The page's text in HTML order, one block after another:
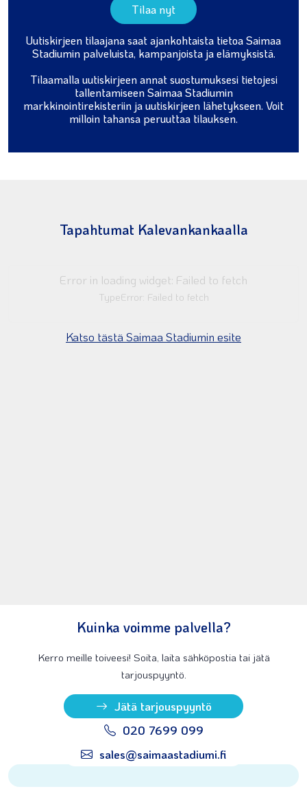
Tilaa nyt
Uutiskirjeen tilaajana saat ajankohtaista tietoa Saimaa
Stadiumin palveluista, kampanjoista ja elämyksistä.
Tilaamalla uutiskirjeen annat suostumuksesi tietojesi
tallentamiseen Saimaa Stadiumin
markkinointirekisteriin ja uutiskirjeen lähetykseen. Voit
milloin tahansa peruuttaa tilauksen.
Tapahtumat Kalevankankaalla
Error in loading widget: Failed to fetch
TypeError: Failed to fetch
Katso tästä Saimaa Stadiumin esite
Kuinka voimme palvella?
Kerro meille toiveesi! Soita, laita sähköpostia tai jätä
tarjouspyyntö.
Jätä tarjouspyyntö
020 7699 099
sales@saimaastadiumi.fi